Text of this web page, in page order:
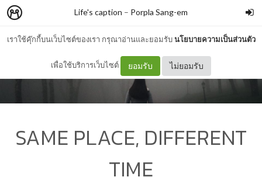
เราใช้คุ๊กกี้บนเว็บไซต์ของเรา กรุณาอ่านและยอมรับนโยบายความเป็นส่วนตัว
เพื่อใช้บริการเว็บไซต์ ยอมรับ ไม่ยอมรับ
Life's caption – Porpla Sang-em
SAME PLACE, DIFFERENT
TIME